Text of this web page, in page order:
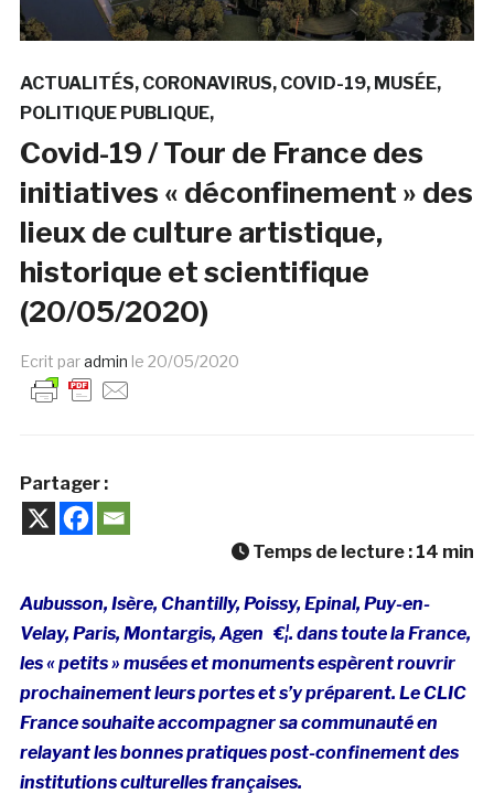
ACTUALITÉS CORONAVIRUS COVID-19 MUSÉE
POLITIQUE PUBLIQUE
Covid-19 / Tour de France des
initiatives « déconfinement » des
lieux de culture artistique,
historique et scientifique
(20/05/2020)
Ecrit paradmin le 20/05/2020
Partager :
Temps de lecture : 14 min
Aubusson, Isère, Chantilly, Poissy, Epinal, Puy-en-
Velay, Paris, Montargis, Agen €¦. dans toute la France,
les « petits » musées et monuments espèrent rouvrir
prochainement leurs portes et s’y préparent. Le CLIC
France souhaite accompagner sa communauté en
relayant les bonnes pratiques post-confinement des
institutions culturelles françaises.